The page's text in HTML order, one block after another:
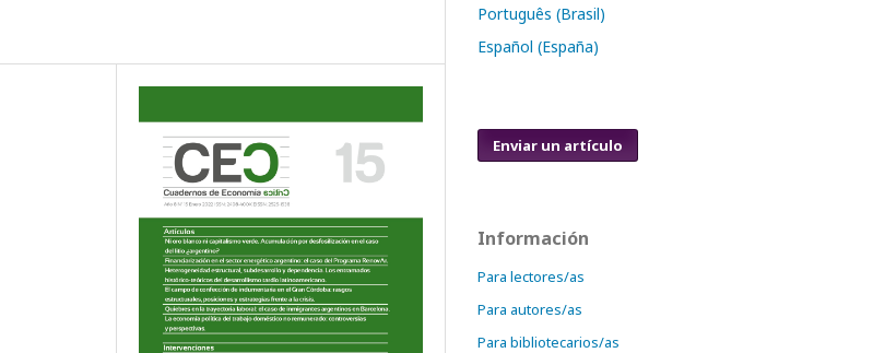
Português (Brasil)
Español (España)
Enviar un artículo
Información
Para lectores/as
Para autores/as
Para bibliotecarios/as